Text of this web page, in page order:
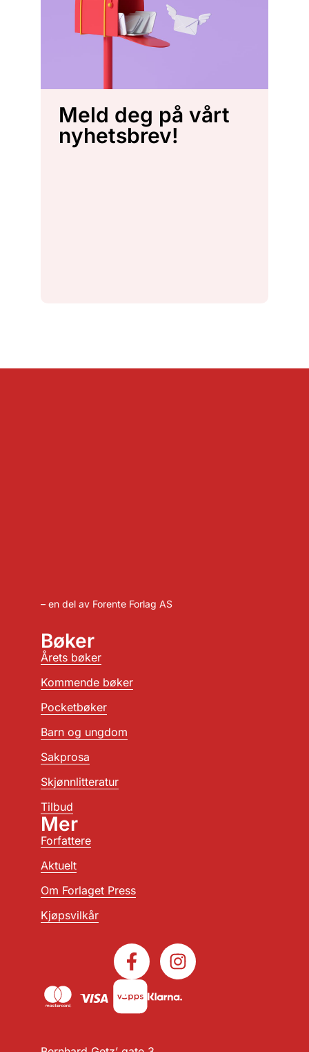
Meld deg på vårt
nyhetsbrev!
– en del av Forente Forlag AS
Bøker
Årets bøker
Kommende bøker
Pocketbøker
Barn og ungdom
Sakprosa
Skjønnlitteratur
Tilbud
Mer
Forfattere
Aktuelt
Om Forlaget Press
Kjøpsvilkår